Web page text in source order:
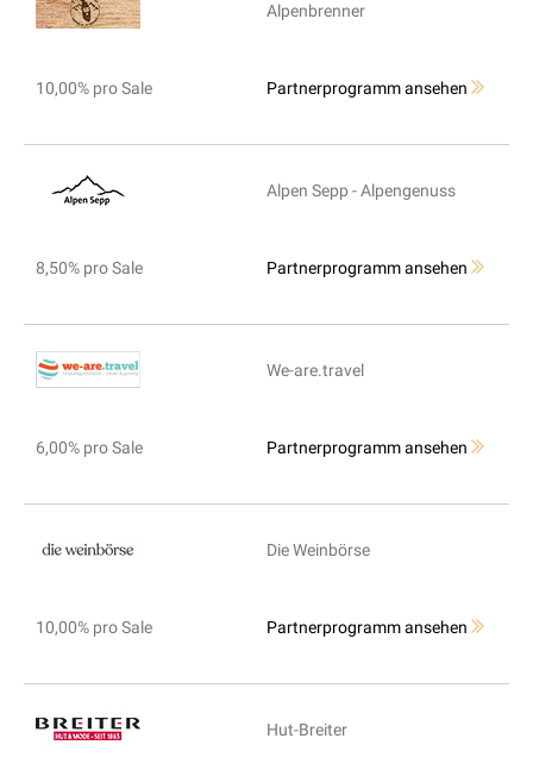
Alpenbrenner
10,00% pro Sale Partnerprogramm ansehen
Alpen Sepp - Alpengenuss
8,50% pro Sale Partnerprogramm ansehen
We-are.travel
6,00% pro Sale Partnerprogramm ansehen
Die Weinbörse
10,00% pro Sale Partnerprogramm ansehen
Hut-Breiter